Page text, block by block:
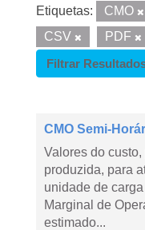
Etiquetas: CMO
CSV
PDF
Filtrar
CMO Semi-
Valores do
produzida, para
unidade de
Marginal de
estimado...